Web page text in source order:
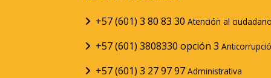
+57 (601) 3 80 83 30 Atención al
+57 (601) 3808330 opción 3
+57 (601) 3 27 97 97 Administrativa